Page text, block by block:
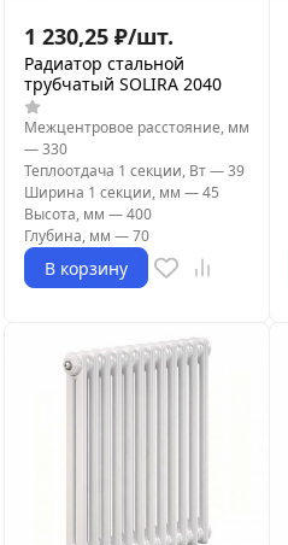
1 230,25 ₽/шт.
Радиатор стальной
трубчатый SOLIRA 2040
Межцентровое расстояние, мм
—330
Теплоотдача 1 секции, Вт—39
Ширина 1 секции, мм —45
Высота, мм —400
Глубина, мм —70
В корзину